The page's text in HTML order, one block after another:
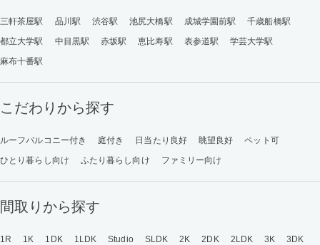
三軒茶屋駅 品川駅 渋谷駅 池尻大橋駅 成城学園前駅
千歳船橋駅
都立大学駅
中目黒駅 赤坂駅 恵比寿駅 表参道駅
学芸大学駅
麻布十番駅
こだわりから探す
ルーフバルコニー付き 庭付き 日当たり良好 眺望良好
ペット可
ひとり暮らし向け
ふたり暮らし向け ファミリー向け
間取りから探す
1R 1K 1DK 1LDK Studio SLDK 2K 2DK 2LDK 3K
3DK